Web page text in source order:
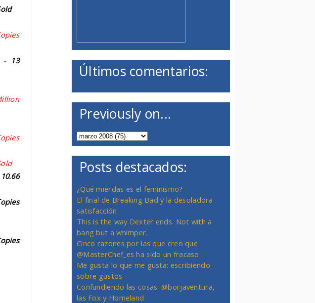
- 13
Últimos comentarios:
Previously on...
Posts destacados:
¿Qué mierdas es el feminismo?
El final de Breaking Bad y la desoladora
satisfacción
This is the way Dexter ends. Not with a
bang but a whimper.
Cinco razones por las que creo que
@MasterChef_es ha sido un fracaso
Me gusta lo que me gusta: escribiendo
sobre gustos
Confundiendo las cosas: @borjaventura,
las Fox y Homeland